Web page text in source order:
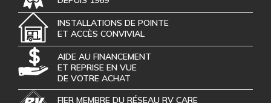
INSTALLATIONS DE POINTE
ET ACCÈS CONVIVIAL
AIDE AU FINANCEMENT
ET REPRISE EN VUE
DE VOTRE ACHAT
FIER MEMBRE DU RÉSEAU RV CARE